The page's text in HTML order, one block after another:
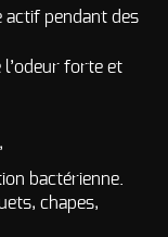
Restauration -
Odeur de
Gras
fumée
d’incendie
- odeurs de
CONTACT
actif pendant des
l’odeur forte et
bactérienne.
chapes,